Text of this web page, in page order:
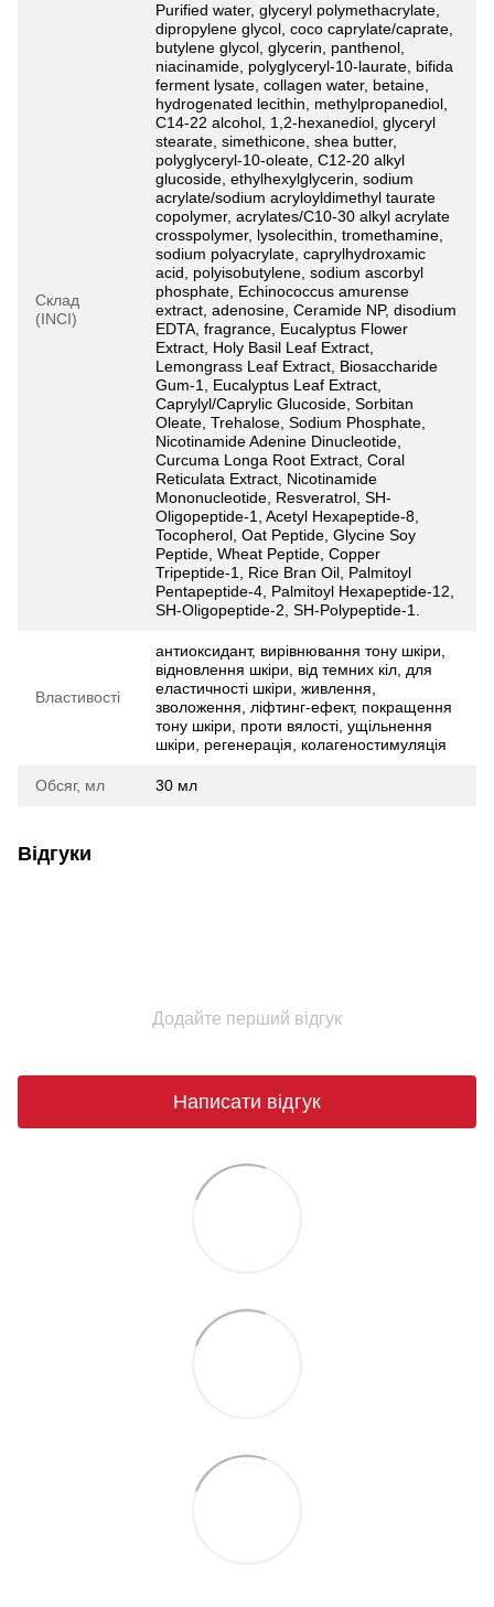
Склад
(INCI)
Purified water, glyceryl polymethacrylate,
dipropylene glycol, coco caprylate/caprate,
butylene glycol, glycerin, panthenol,
niacinamide, polyglyceryl-10-laurate, bifida
ferment lysate, collagen water, betaine,
hydrogenated lecithin, methylpropanediol,
C14-22 alcohol, 1,2-hexanediol, glyceryl
stearate, simethicone, shea butter,
polyglyceryl-10-oleate, C12-20 alkyl
glucoside, ethylhexylglycerin, sodium
acrylate/sodium acryloyldimethyl taurate
copolymer, acrylates/C10-30 alkyl acrylate
crosspolymer, lysolecithin, tromethamine,
sodium polyacrylate, caprylhydroxamic
acid, polyisobutylene, sodium ascorbyl
phosphate, Echinococcus amurense
extract, adenosine, Ceramide NP, disodium
EDTA, fragrance, Eucalyptus Flower
Extract, Holy Basil Leaf Extract,
Lemongrass Leaf Extract, Biosaccharide
Gum-1, Eucalyptus Leaf Extract,
Caprylyl/Caprylic Glucoside, Sorbitan
Oleate, Trehalose, Sodium Phosphate,
Nicotinamide Adenine Dinucleotide,
Curcuma Longa Root Extract, Coral
Reticulata Extract, Nicotinamide
Mononucleotide, Resveratrol, SH-
Oligopeptide-1, Acetyl Hexapeptide-8,
Tocopherol, Oat Peptide, Glycine Soy
Peptide, Wheat Peptide, Copper
Tripeptide-1, Rice Bran Oil, Palmitoyl
Pentapeptide-4, Palmitoyl Hexapeptide-12,
SH-Oligopeptide-2, SH-Polypeptide-1.
Властивості
антиоксидант, вирівнювання тону шкіри,
відновлення шкіри, від темних кіл, для
еластичності шкіри, живлення,
зволоження, ліфтинг-ефект, покращення
тону шкіри, проти вялості, ущільнення
шкіри, регенерація, колагеностимуляція
Обсяг, мл 30 мл
Відгуки
Додайте перший відгук
Написати відгук